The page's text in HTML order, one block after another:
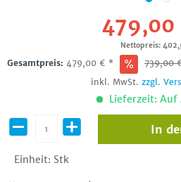
Nettopreis:
Gesamtpreis: 479,00 € * 739,00
inkl. MwSt. zzgl.
Lieferzeit: Auf
Einheit: Stk
In